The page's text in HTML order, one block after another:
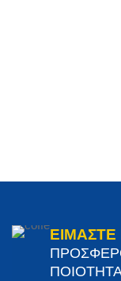
ΕΙΜΑΣΤΕ